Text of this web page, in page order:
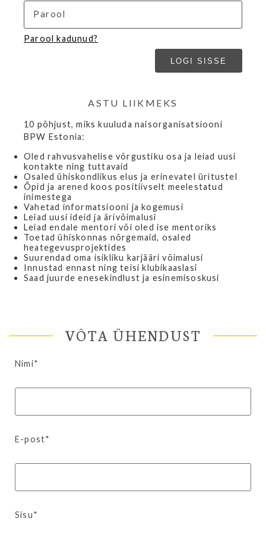
Parool kadunud?
ASTU LIIKMEKS
10 põhjust, miks kuuluda naisorganisatsiooni
BPW Estonia:
Oled rahvusvahelise võrgustiku osa ja leiad uusi
kontakte ning tuttavaid
Osaled ühiskondlikus elus ja erinevatel üritustel
Õpid ja arened koos positiivselt meelestatud
inimestega
Vahetad informatsiooni ja kogemusi
Leiad uusi ideid ja ärivõimalusi
Leiad endale mentori või oled ise mentoriks
Toetad ühiskonnas nõrgemaid, osaled
heategevusprojektides
Suurendad oma isikliku karjääri võimalusi
Innustad ennast ning teisi klubikaaslasi
Saad juurde enesekindlust ja esinemisoskusi
VÕTA ÜHENDUST
Nimi*
E-post*
Sisu*